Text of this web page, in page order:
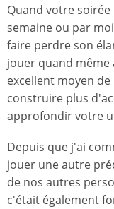
Quand votre
semaine ou par
faire perdre son
jouer quand même
excellent moyen
construire plus
approfondir votre
Depuis que j'ai
jouer une autre
de nos autres
c'était également